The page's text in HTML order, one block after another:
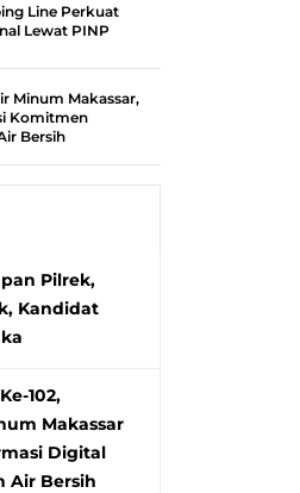
Line Perkuat
Lewat PINP
Minum Makassar,
Komitmen
Bersih
Pilrek,
Kandidat
102,
Makassar
Digital
Air Bersih